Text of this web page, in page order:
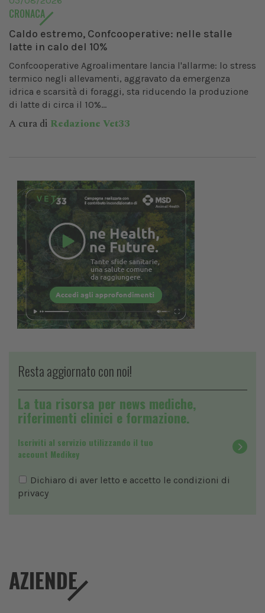
CRONACA
Caldo estremo, Confcooperative: nelle stalle
latte in calo del 10%
Confcooperative Agroalimentare lancia l'allarme: lo stress
termico negli allevamenti, aggravato da emergenza
idrica e scarsità di foraggi, sta riducendo la produzione
di latte di circa il 10%...
A cura di Redazione Vet33
Resta aggiornato con noi!
La tua risorsa per news mediche,
riferimenti clinici e formazione.
Iscriviti al servizio utilizzando il tuo
account Medikey
Dichiaro di aver letto e accetto le condizioni di
privacy
AZIENDE